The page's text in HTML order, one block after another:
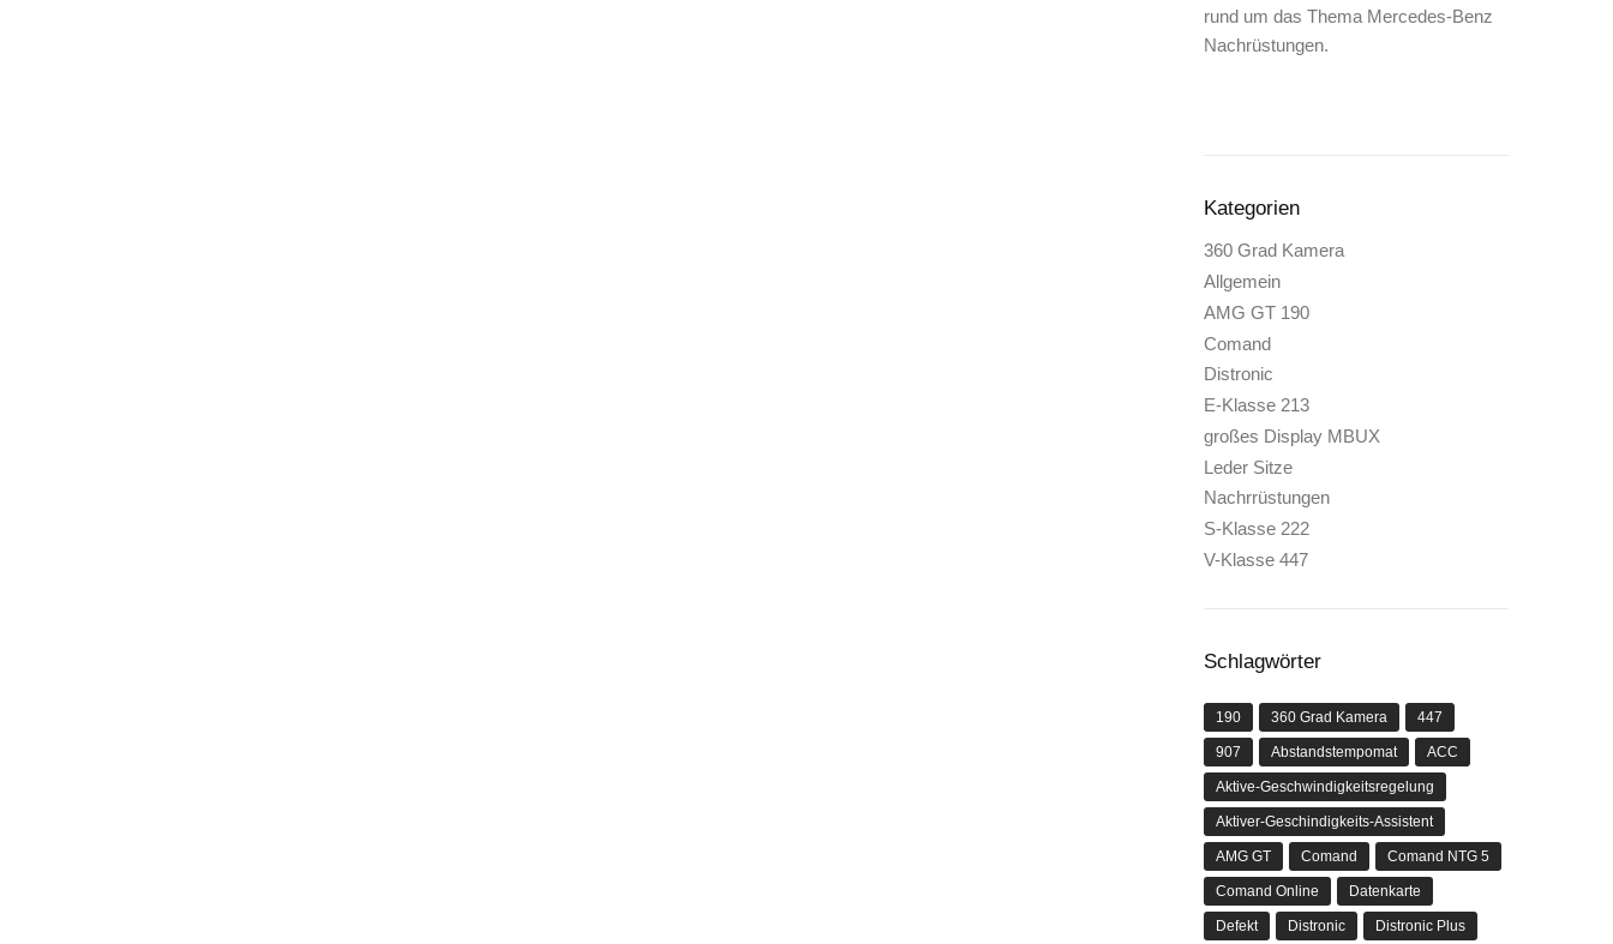
rund um das Thema Mercedes-Benz
Nachrüstungen.
Kategorien
360 Grad Kamera
Allgemein
AMG GT 190
Comand
Distronic
E-Klasse 213
großes Display MBUX
Leder Sitze
Nachrrüstungen
S-Klasse 222
V-Klasse 447
Schlagwörter
190 360 Grad Kamera 447
907 Abstandstempomat ACC
Aktive-Geschwindigkeitsregelung
Aktiver-Geschindigkeits-Assistent
AMG GT Comand Comand NTG 5
Comand Online Datenkarte
Defekt Distronic Distronic Plus